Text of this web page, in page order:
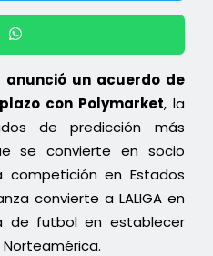
anunció un acuerdo de
con Polymarket, la
de predicción más
se convierte en socio
competición en Estados
convierte a LALIGA en
de futbol en establecer